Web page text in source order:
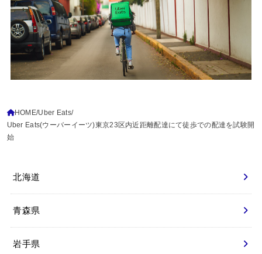
HOME Uber Eats
Uber Eats(ウーバーイーツ)東京23区内近距離配達にて徒歩での配達を試験開
始
北海道
青森県
岩手県